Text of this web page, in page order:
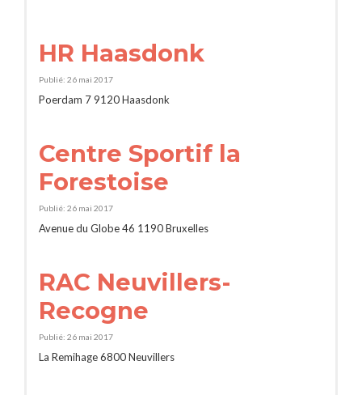
HR Haasdonk
Publié: 26 mai 2017
Poerdam 7 9120 Haasdonk
Centre Sportif la
Forestoise
Publié: 26 mai 2017
Avenue du Globe 46 1190 Bruxelles
RAC Neuvillers-
Recogne
Publié: 26 mai 2017
La Remihage 6800 Neuvillers